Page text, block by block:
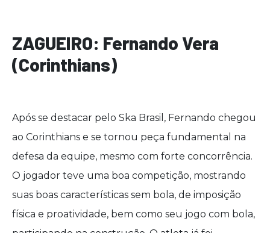
ZAGUEIRO: Fernando Vera
(Corinthians)
Após se destacar pelo Ska Brasil, Fernando chegou
ao Corinthians e se tornou peça fundamental na
defesa da equipe, mesmo com forte concorrência.
O jogador teve uma boa competição, mostrando
suas boas características sem bola, de imposição
física e proatividade, bem como seu jogo com bola,